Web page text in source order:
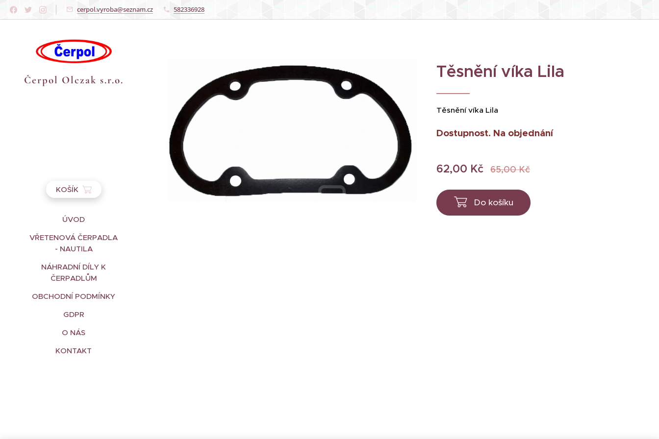
cerpol.vyroba@seznam.cz 582336928
Čerpol Olczak s.r.o.
KOŠÍK
ÚVOD
VŘETENOVÁ ČERPADLA
- NAUTILA
NÁHRADNÍ DÍLY K
ČERPADLŮM
OBCHODNÍ PODMÍNKY
GDPR
O NÁS
KONTAKT
Těsnění víka Lila
Těsnění víka Lila
Dostupnost. Na objednání
62,00 Kč 65,00Kč
Do košíku